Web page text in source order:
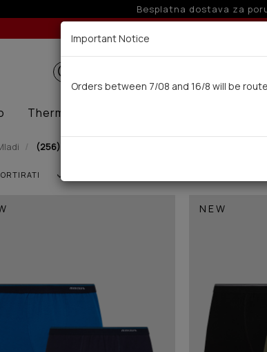
10% popusta za
Dostava u roku
Thermal
(256)
NEW
Important Notice
Orders between 7/08 and 16/8 will be